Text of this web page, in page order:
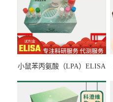
小鼠苯丙氨酸（LPA）ELISA